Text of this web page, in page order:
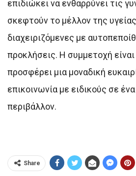
επιδιώκει να ενθαρρύνει τις
σκεφτούν το μέλλον της
διαχειριζόμενες με
προκλήσεις. Η συμμετοχή
προσφέρει μια μοναδική
επικοινωνία με ειδικούς σε
περιβάλλον.
Share